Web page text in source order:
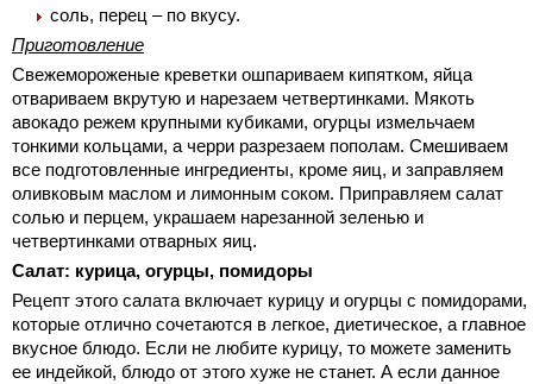
соль, перец – по вкусу.
Приготовление
Свежемороженые креветки ошпариваем кипятком, яйца
отвариваем вкрутую и нарезаем четвертинками. Мякоть
авокадо режем крупными кубиками, огурцы измельчаем
тонкими кольцами, а черри разрезаем пополам. Смешиваем
все подготовленные ингредиенты, кроме яиц, и заправляем
оливковым маслом и лимонным соком. Приправляем салат
солью и перцем, украшаем нарезанной зеленью и
четвертинками отварных яиц.
Салат: курица, огурцы, помидоры
Рецепт этого салата включает курицу и огурцы с помидорами,
которые отлично сочетаются в легкое, диетическое, а главное
вкусное блюдо. Если не любите курицу, то можете заменить
ее индейкой, блюдо от этого хуже не станет. А если данное